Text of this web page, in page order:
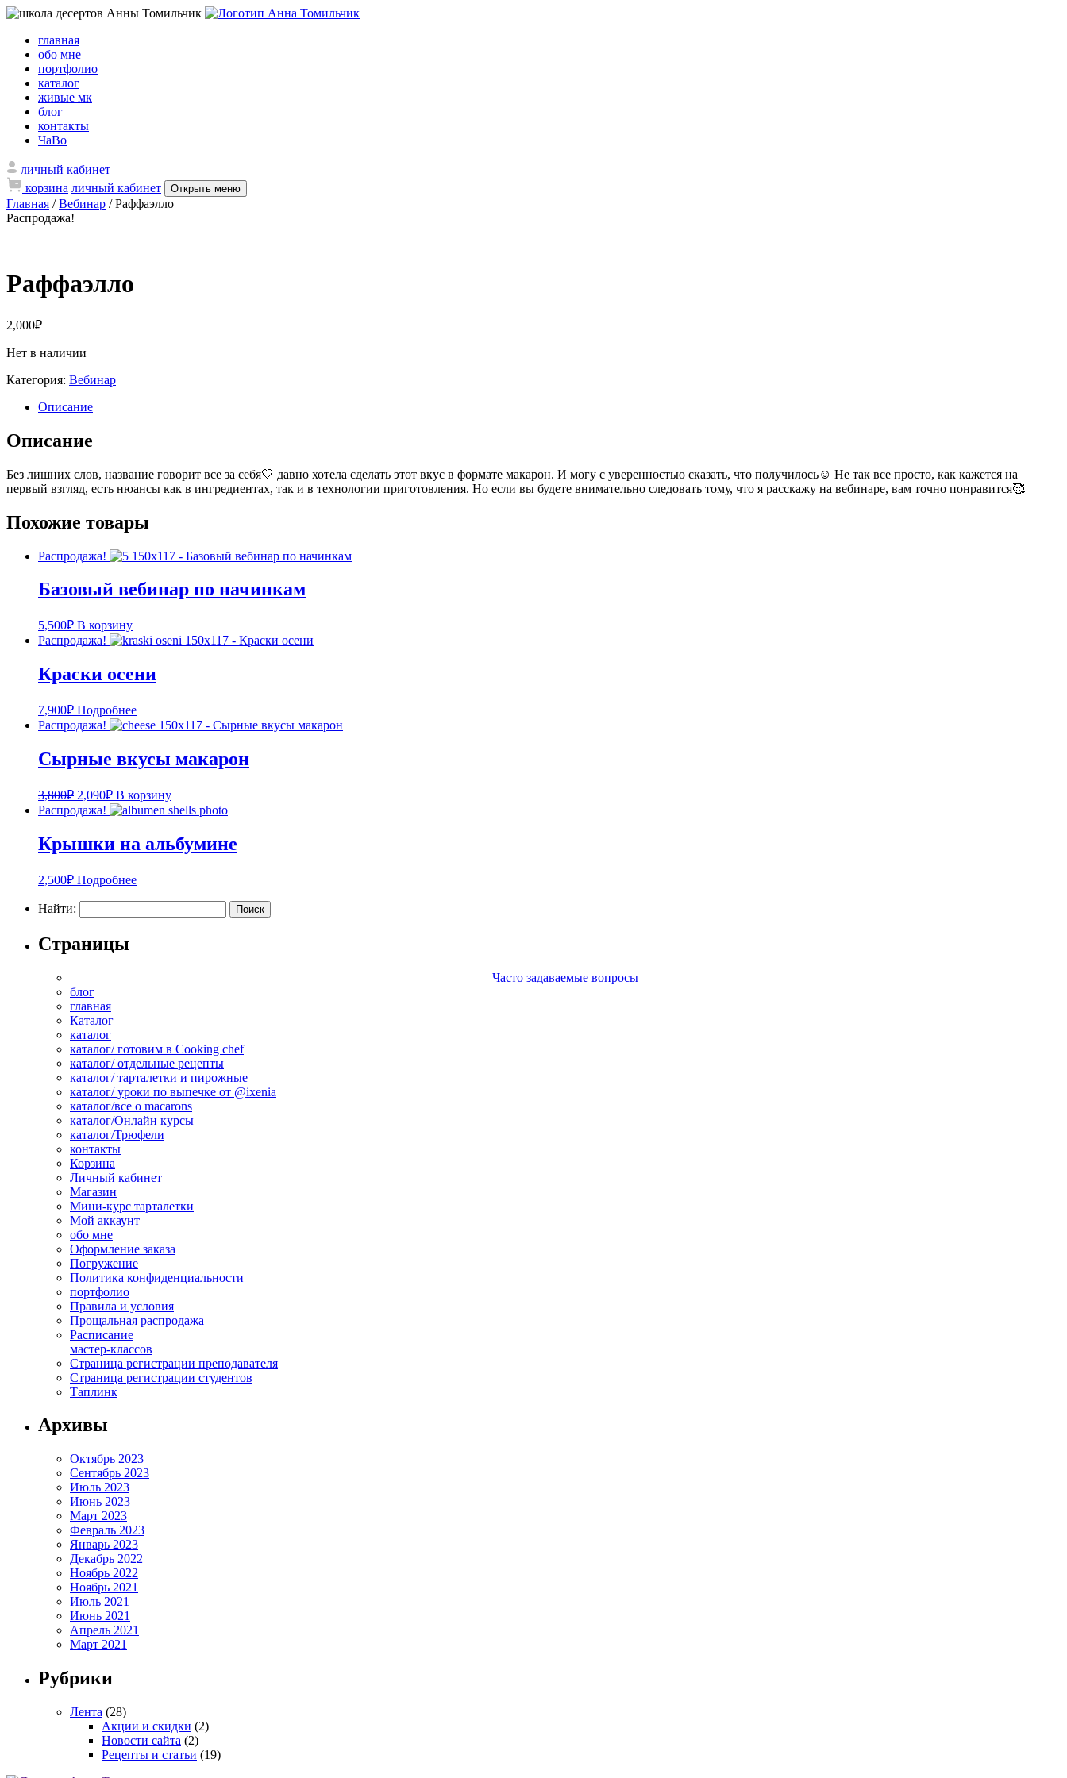
главная
обо мне
портфолио
каталог
живые мк
блог
контакты
ЧаВо
личный кабинет
корзина личный кабинет Открыть меню
Главная /Вебинар / Раффаэлло
Распродажа!
Раффаэлло
2,000₽
Нет в наличии
Категория: Вебинар
Описание
Описание
Без лишних слов, название говорит все за себя🤍 давно хотела сделать этот вкус в формате макарон. И могу с уверенностью сказать, что получилось☺️ Не так все просто, как кажется на
первый взгляд, есть нюансы как в ингредиентах, так и в технологии приготовления. Но если вы будете внимательно следовать тому, что я расскажу на вебинаре, вам точно понравится🥰
Похожие товары
Распродажа!
Базовый вебинар по начинкам
5,500₽ В корзину
Распродажа!
Краски осени
7,900₽ Подробнее
Распродажа!
Сырные вкусы макарон
3,800₽ 2,090₽ В корзину
Распродажа!
Крышки на альбумине
2,500₽ Подробнее
Найти:
Страницы
Часто задаваемые вопросы
блог
главная
Каталог
каталог
каталог/ готовим в Cooking chef
каталог/ отдельные рецепты
каталог/ тарталетки и пирожные
каталог/ уроки по выпечке от @ixenia
каталог/все о macarons
каталог/Онлайн курсы
каталог/Трюфели
контакты
Корзина
Личный кабинет
Магазин
Мини-курс тарталетки
Мой аккаунт
обо мне
Оформление заказа
Погружение
Политика конфиденциальности
портфолио
Правила и условия
Прощальная распродажа
Расписание
мастер-классов
Страница регистрации преподавателя
Страница регистрации студентов
Таплинк
Архивы
Октябрь 2023
Сентябрь 2023
Июль 2023
Июнь 2023
Март 2023
Февраль 2023
Январь 2023
Декабрь 2022
Ноябрь 2022
Ноябрь 2021
Июль 2021
Июнь 2021
Апрель 2021
Март 2021
Рубрики
Лента (28)
Акции и скидки (2)
Новости сайта (2)
Рецепты и статьи (19)